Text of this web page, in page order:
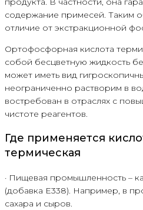
содержание примесей. Таким
отличие от экстракционной
Ортофосфорная кислота
собой бесцветную жидкость
может иметь вид
неограниченно растворим в
востребован в отраслях с
чистоте реагентов.
Где применяется
термическая
· Пищевая промышленность –
(добавка Е338). Например, в
сахара и сыров.